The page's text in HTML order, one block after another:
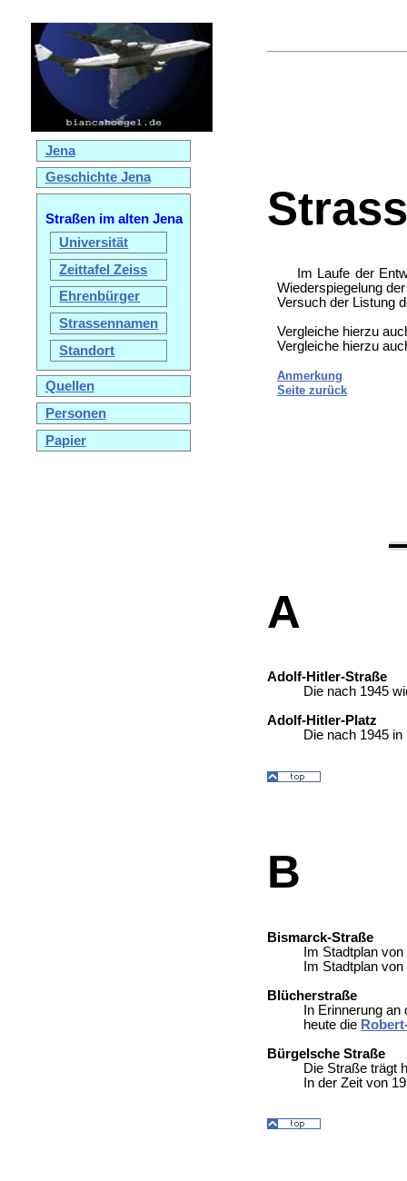
Jena
Geschichte Jena
Straßen im alten Jena
Universität
Zeittafel Zeiss
Ehrenbürger
Strassennamen
Standort
Quellen
Personen
Papier
Im Laufe der
Wiederspiegelung
Versuch der Listung
Vergleiche hierzu
Vergleiche hierzu
Anmerkung
Seite zurück
A
Adolf-Hitler-Straße
Die nach 1945
Adolf-Hitler-Platz
Die nach 1945
B
Bismarck-Straße
Im Stadtplan
Im Stadtplan
Blücherstraße
In Erinnerung
heute die
Bürgelsche Straße
Die Straße trägt
In der Zeit von